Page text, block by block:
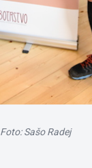
Foto: Sašo Radej